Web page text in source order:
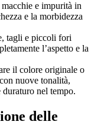
e impurità in
e la morbidezza
tagli e piccoli fori
l’aspetto e la
il colore originale o
nuove tonalità,
duraturo nel tempo.
delle